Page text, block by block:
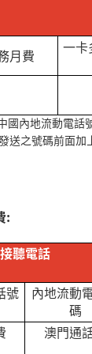
月費 一卡
國內地流動電
送之號碼前面
:
接聽電話
號
內地流動
碼
澳門通